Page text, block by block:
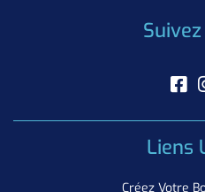
Liens
Créez Votre